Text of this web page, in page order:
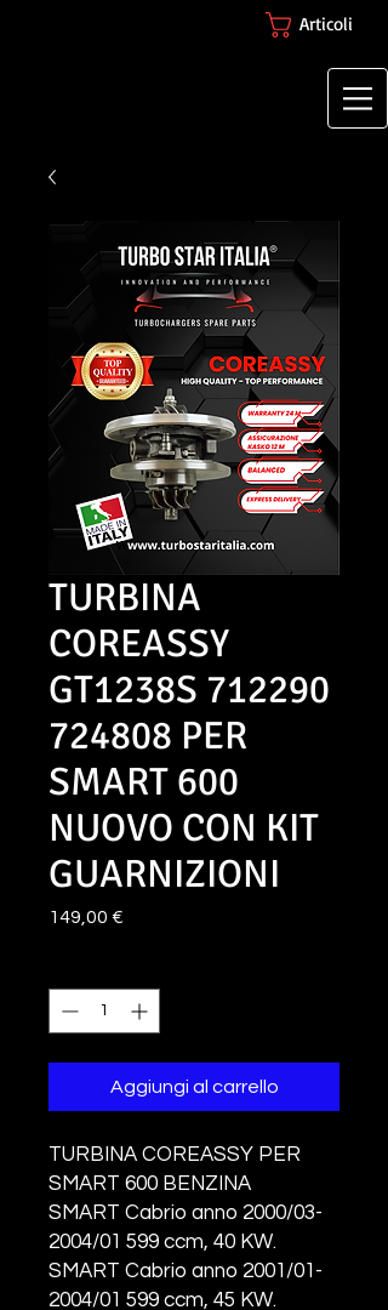
Articoli
TURBINA
COREASSY
GT1238S 712290
724808 PER
SMART 600
NUOVO CON KIT
GUARNIZIONI
149,00 €
Aggiungi al carrello
TURBINA COREASSY PER
SMART 600 BENZINA
SMART Cabrio anno 2000/03-
2004/01 599 ccm, 40 KW.
SMART Cabrio anno 2001/01-
2004/01 599 ccm, 45 KW.